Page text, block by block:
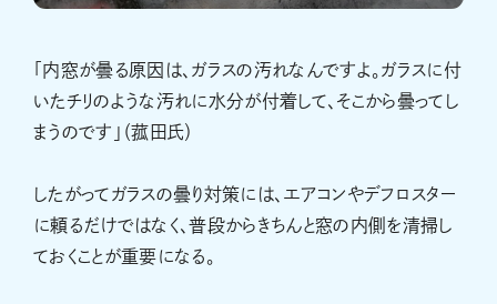
「内窓が曇る原因は、ガラスの汚れなんですよ。ガラスに付
いたチリのような汚れに水分が付着して、そこから曇ってし
まうのです」（菰田氏）
したがってガラスの曇り対策には、エアコンやデフロスター
に頼るだけではなく、普段からきちんと窓の内側を清掃し
ておくことが重要になる。